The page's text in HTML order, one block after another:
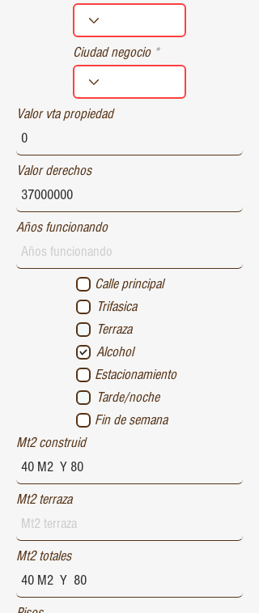
Ciudad negocio
Valor vta propiedad
Valor derechos
Años funcionando
Calle principal
Trifasica
Terraza
Alcohol
Estacionamiento
Tarde/noche
Fin de semana
Mt2 construid
Mt2 terraza
Mt2 totales